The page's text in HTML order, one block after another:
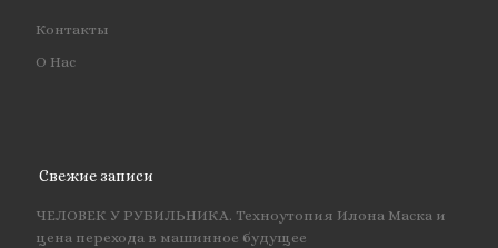
Контакты
О Нас
Свежие записи
ЧЕЛОВЕК У РУБИЛЬНИКА. Техноутопия Илона Маска и
цена перехода в машинное будущее